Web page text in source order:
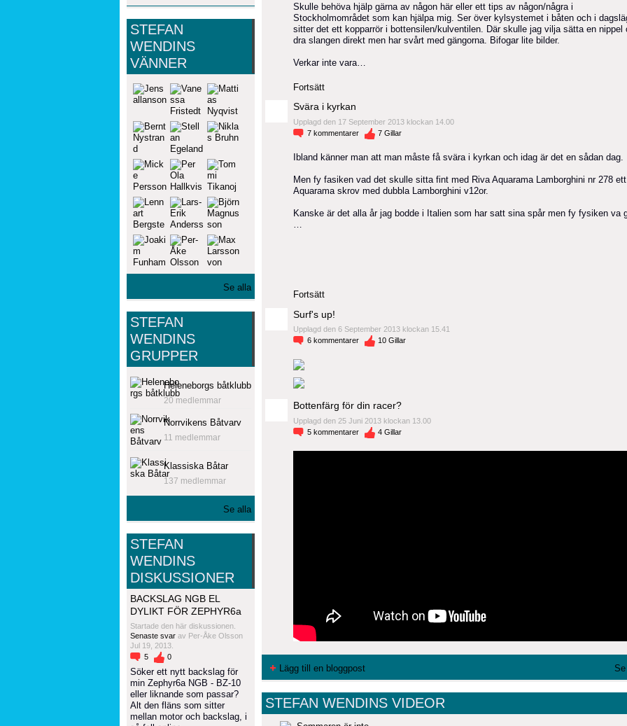
STEFAN
WENDINS
VÄNNER
Se alla
STEFAN
WENDINS
GRUPPER
Heleneborgs båtklubb
20 medlemmar
Norrvikens Båtvarv
11 medlemmar
Klassiska Båtar
137 medlemmar
Se alla
STEFAN
WENDINS
DISKUSSIONER
BACKSLAG NGB EL
DYLIKT FÖR ZEPHYR6a
Startade den här diskussionen.
Senaste svar av Per-Åke Olsson
Jul 19, 2013.
5
0
Söker ett nytt backslag för
min Zephyr6a NGB - BZ-10
eller liknande som passar?
Alt den fläns som sitter
mellan motor och backslag, i
Skulle behöva hjälp gärna av någon här eller ett tips av någon/några i
Stockholmområdet som kan hjälpa mig. Ser över kylsystemet i båten och i
sitter det ett kopparrör i bottensilen/kulventilen. Där skulle jag vilja sätta en nippel
dra slangen direkt men har svårt med gängorna. Bifogar lite bilder.
Verkar inte vara…
Fortsätt
Svära i kyrkan
Upplagd den 17 September 2013 klockan 14.00
7 kommentarer 7 Gillar
Ibland känner man att man måste få svära i kyrkan och idag är det en sådan dag.
Men fy fasiken vad det skulle sitta fint med Riva Aquarama Lamborghini nr 278 ett
Aquarama skrov med dubbla Lamborghini v12or.
Kanske är det alla år jag bodde i Italien som har satt sina spår men fy fysiken va
Fortsätt
Surf's up!
Upplagd den 6 September 2013 klockan 15.41
6 kommentarer 10 Gillar
Bottenfärg för din racer?
Upplagd den 25 Juni 2013 klockan 13.00
5 kommentarer 4 Gillar
Lägg till en bloggpost
STEFAN WENDINS VIDEOR